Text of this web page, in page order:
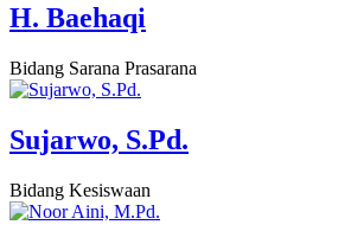
H. Baehaqi
Bidang Sarana Prasarana
Sujarwo, S.Pd.
Bidang Kesiswaan